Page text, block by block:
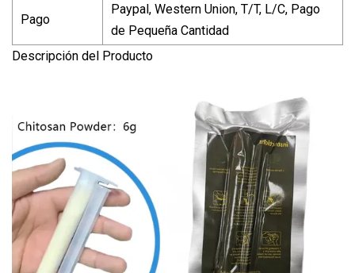
Pago
Paypal, Western Union, T/T, L/C, Pago
de Pequeña Cantidad
Descripción del Producto